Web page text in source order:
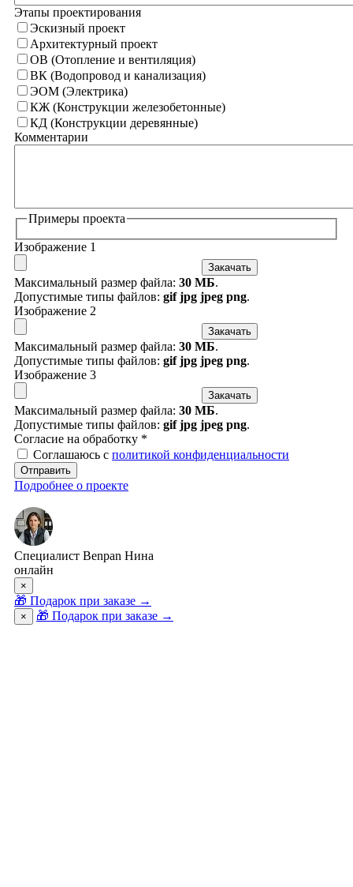
Этапы проектирования
Эскизный проект
Архитектурный проект
ОВ (Отопление и вентиляция)
ВК (Водопровод и канализация)
ЭОМ (Электрика)
КЖ (Конструкции железобетонные)
КД (Конструкции деревянные)
Комментарии
Примеры проекта
Изображение 1
Закачать
Максимальный размер файла: 30 МБ.
Допустимые типы файлов: gif jpg jpeg png.
Изображение 2
Закачать
Максимальный размер файла: 30 МБ.
Допустимые типы файлов: gif jpg jpeg png.
Изображение 3
Закачать
Максимальный размер файла: 30 МБ.
Допустимые типы файлов: gif jpg jpeg png.
Согласие на обработку *
Соглашаюсь с политикой конфиденциальности
Отправить
Подробнее о проекте
Специалист Benpan Нина
онлайн
×
🎁 Подарок при заказе →
× 🎁 Подарок при заказе →